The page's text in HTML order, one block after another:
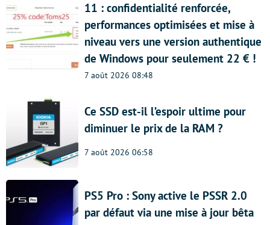
11 : confidentialité renforcée,
performances optimisées et mise à
niveau vers une version authentique
de Windows pour seulement 22 € !
7 août 2026 08:48
Ce SSD est-il l’espoir ultime pour
diminuer le prix de la RAM ?
7 août 2026 06:58
PS5 Pro : Sony active le PSSR 2.0
par défaut via une mise à jour bêta